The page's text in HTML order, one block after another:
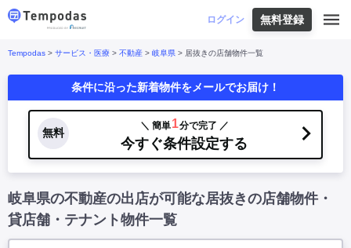
ログイン 無料登録
Tempodasとは
便利な機能
利用イメージ
よくあるご質問
お問い合わせ
都道府県から探す
東北 北海道 | 青森県 岩手県
山形県 | 福島県
東京都 | 神奈川県 埼玉県
福井県 | 愛知県 | 岐阜県 | 静岡県 |
近畿
大阪府
Tempodas > サービス・医療 > 不動産 > 岐阜県 > 居抜きの店舗物件一覧
条件に沿った新着物件をメールでお届け！
無料
＼ 簡単1分で完了 ／
今すぐ条件設定する
岐阜県の不動産の出店が可能な居抜きの店舗物件・
貸店舗・テナント物件一覧